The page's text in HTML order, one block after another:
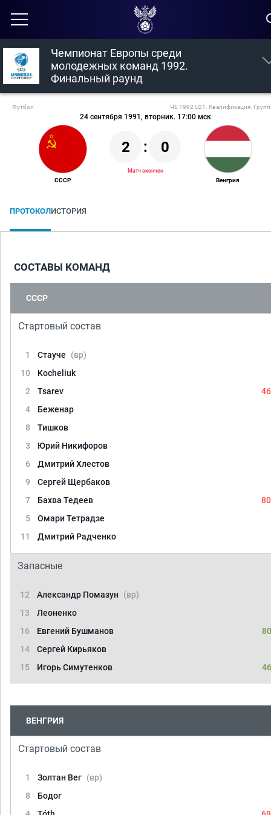
Чемпионат Европы среди
молодежных команд 1992.
Финальный раунд
Футбол
24 сентября 1991, вторник. 17:00 мск
ЧЕ 1992 U21. Квалификация.
СССР
2 : 0
Матч окончен
Венгрия
ПРОТОКОЛИСТОРИЯ
СОСТАВЫ КОМАНД
СССР
Стартовый состав
1 Стауче
(вр)
10
Kocheliuk
2
Tsarev
4
Беженар
8
Тишков
3
Юрий Никифоров
6
Дмитрий Хлестов
9
Сергей Щербаков
7
Бахва Тедеев
5
Омари Тетрадзе
11
Дмитрий Радченко
Запасные
12 Александр Помазун
(вр)
13
Леоненко
16
Евгений Бушманов
14
Сергей Кирьяков
15
Игорь Симутенков
ВЕНГРИЯ
Стартовый состав
1 Золтан Вег (вр)
8
Бодог